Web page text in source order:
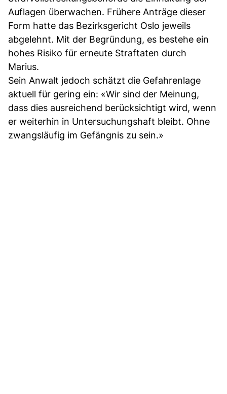
Auflagen überwachen. Frühere Anträge dieser
Form hatte das Bezirksgericht Oslo jeweils
abgelehnt. Mit der Begründung, es bestehe ein
hohes Risiko für erneute Straftaten durch
Marius.
Sein Anwalt jedoch schätzt die Gefahrenlage
aktuell für gering ein: «Wir sind der Meinung,
dass dies ausreichend berücksichtigt wird, wenn
er weiterhin in Untersuchungshaft bleibt. Ohne
zwangsläufig im Gefängnis zu sein.»